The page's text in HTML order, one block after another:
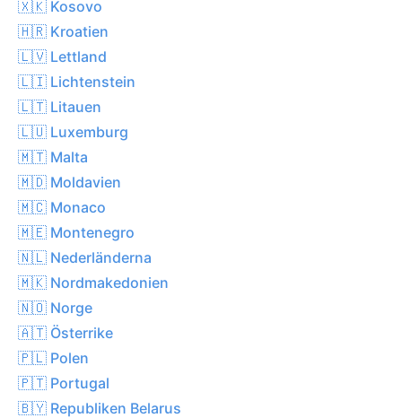
🇽🇰 Kosovo
🇭🇷 Kroatien
🇱🇻 Lettland
🇱🇮 Lichtenstein
🇱🇹 Litauen
🇱🇺 Luxemburg
🇲🇹 Malta
🇲🇩 Moldavien
🇲🇨 Monaco
🇲🇪 Montenegro
🇳🇱 Nederländerna
🇲🇰 Nordmakedonien
🇳🇴 Norge
🇦🇹 Österrike
🇵🇱 Polen
🇵🇹 Portugal
🇧🇾 Republiken Belarus